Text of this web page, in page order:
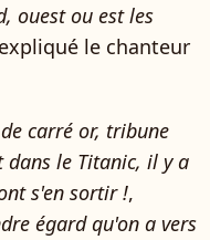
ouest ou est les
le chanteur
carré or, tribune
dans le Titanic, il y a
s'en sortir !,
égard qu'on a vers